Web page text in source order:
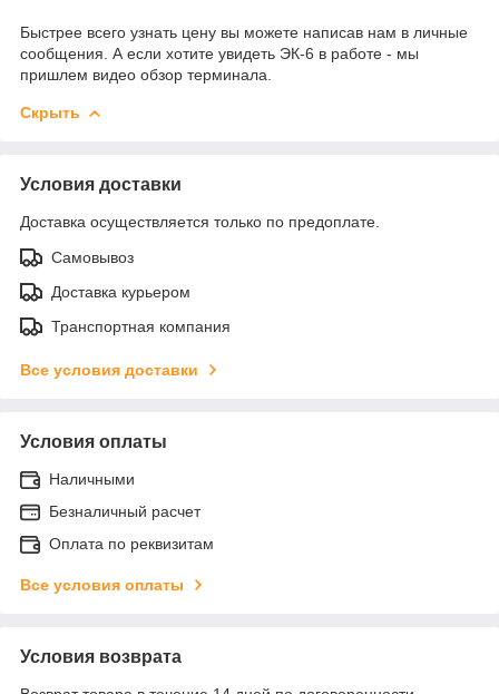
Быстрее всего узнать цену вы можете написав нам в личные
сообщения. А если хотите увидеть ЭК-6 в работе - мы
пришлем видео обзор терминала.
Скрыть
Условия доставки
Доставка осуществляется только по предоплате.
Самовывоз
Доставка курьером
Транспортная компания
Все условия доставки
Условия оплаты
Наличными
Безналичный расчет
Оплата по реквизитам
Все условия оплаты
Условия возврата